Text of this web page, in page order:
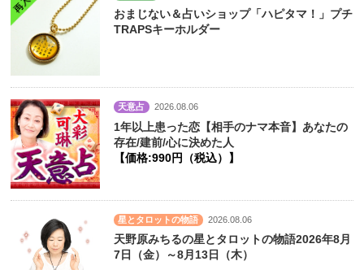
おまじない＆占いショップ「ハピタマ！」プチ
TRAPSキーホルダー
天意占 2026.08.06
1年以上患った恋【相手のナマ本音】あなたの
存在/建前/心に決めた人
【価格:990円（税込）】
星とタロットの物語 2026.08.06
天野原みちるの星とタロットの物語2026年8月
7日（金）～8月13日（木）